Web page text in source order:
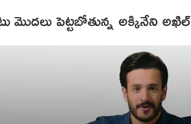
మొదలు పెట్టబోతున్న అక్కినేని అఖిల్